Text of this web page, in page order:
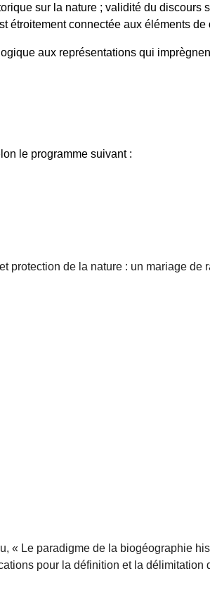
sur la nature ; validité du discours
connectée aux éléments
aux représentations qui
le programme suivant :
protection de la nature : un mariage de
« Le paradigme de la biogéographie
pour la définition et la délimitation